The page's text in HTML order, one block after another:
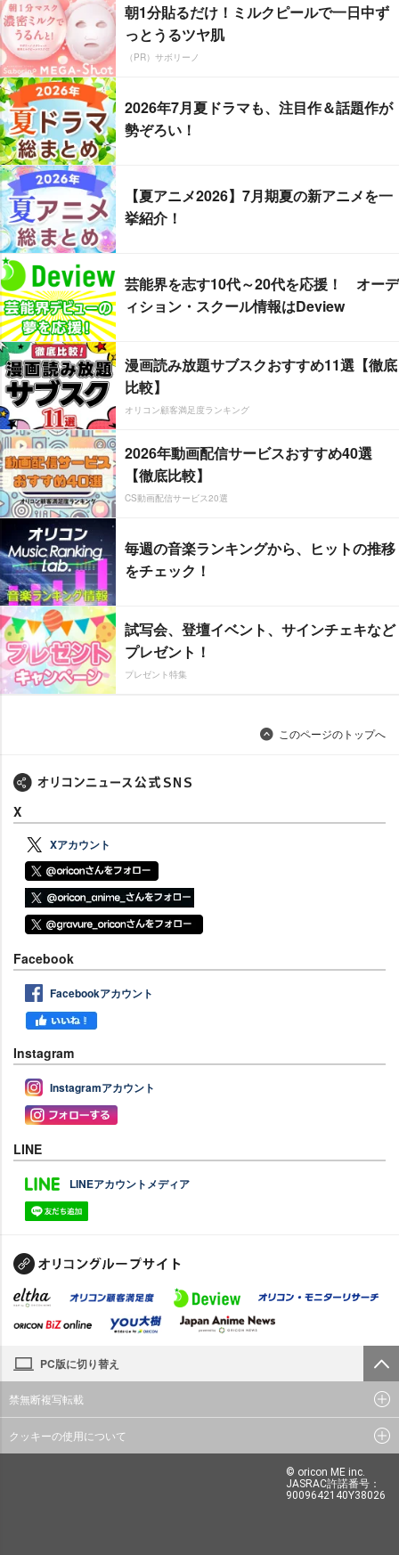
朝1分貼るだけ！ミルクピールで一日中ず
っとうるツヤ肌
（PR）サボリーノ
2026年7月夏ドラマも、注目作＆話題作が
勢ぞろい！
【夏アニメ2026】7月期夏の新アニメを一
挙紹介！
芸能界を志す10代～20代を応援！ オーデ
ィション・スクール情報はDeview
漫画読み放題サブスクおすすめ11選【徹底
比較】
オリコン顧客満足度ランキング
2026年動画配信サービスおすすめ40選
【徹底比較】
CS動画配信サービス20選
毎週の音楽ランキングから、ヒットの推移
をチェック！
試写会、登壇イベント、サインチェキなど
プレゼント！
プレゼント特集
このページのトップへ
X
Xアカウント
Facebook
Facebookアカウント
Instagram
Instagramアカウント
LINE
LINEアカウントメディア
PC版に切り替え
禁無断複写転載
クッキーの使用について
© oricon ME inc.
JASRAC許諾番号：
9009642140Y38026